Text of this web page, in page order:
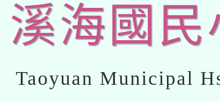
溪海國民
Taoyuan Municipal